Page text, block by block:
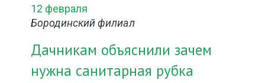
12 февраля
Бородинский филиал
Дачникам объяснили зачем
нужна санитарная рубка